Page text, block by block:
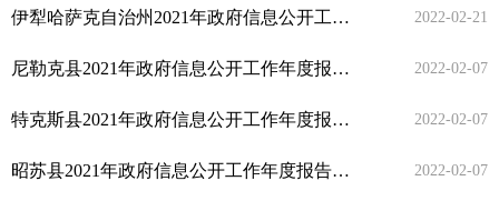
伊犁哈萨克自治州2021年政府信息公开工作年度报告 【2021年
2022-02-21
尼勒克县2021年政府信息公开工作年度报告 【2021年】2022-02-07
特克斯县2021年政府信息公开工作年度报告 【2021年】2022-02-07
昭苏县2021年政府信息公开工作年度报告
【2021年】2022-02-07